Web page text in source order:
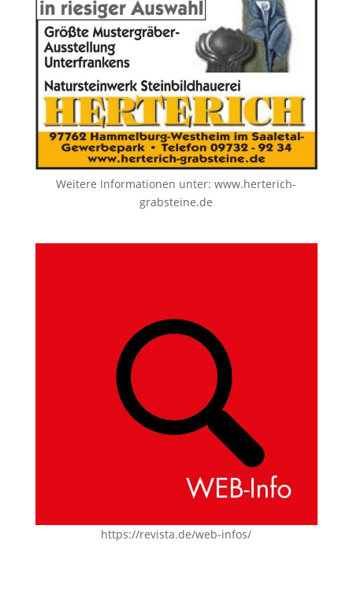
Weitere Informationen unter:www.herterich-
grabsteine.de
https://revista.de/web-infos/